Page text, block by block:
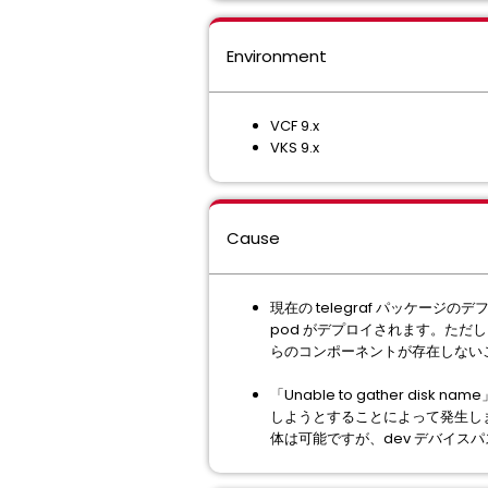
Environment
VCF 9.x
VKS 9.x
Cause
現在の telegraf パッケージのデ
pod がデプロイされます。ただ
らのコンポーネントが存在しな
「Unable to gather disk name
しようとすることによって発生
体は可能ですが、dev デバイス